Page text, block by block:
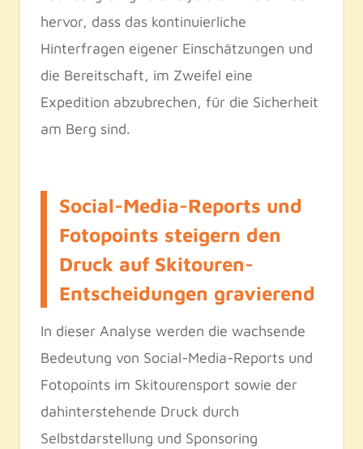
hervor, dass das kontinuierliche
Hinterfragen eigener Einschätzungen und
die Bereitschaft, im Zweifel eine
Expedition abzubrechen, für die Sicherheit
am Berg sind.
Social-Media-Reports und
Fotopoints steigern den
Druck auf Skitouren-
Entscheidungen gravierend
In dieser Analyse werden die wachsende
Bedeutung von Social-Media-Reports und
Fotopoints im Skitourensport sowie der
dahinterstehende Druck durch
Selbstdarstellung und Sponsoring